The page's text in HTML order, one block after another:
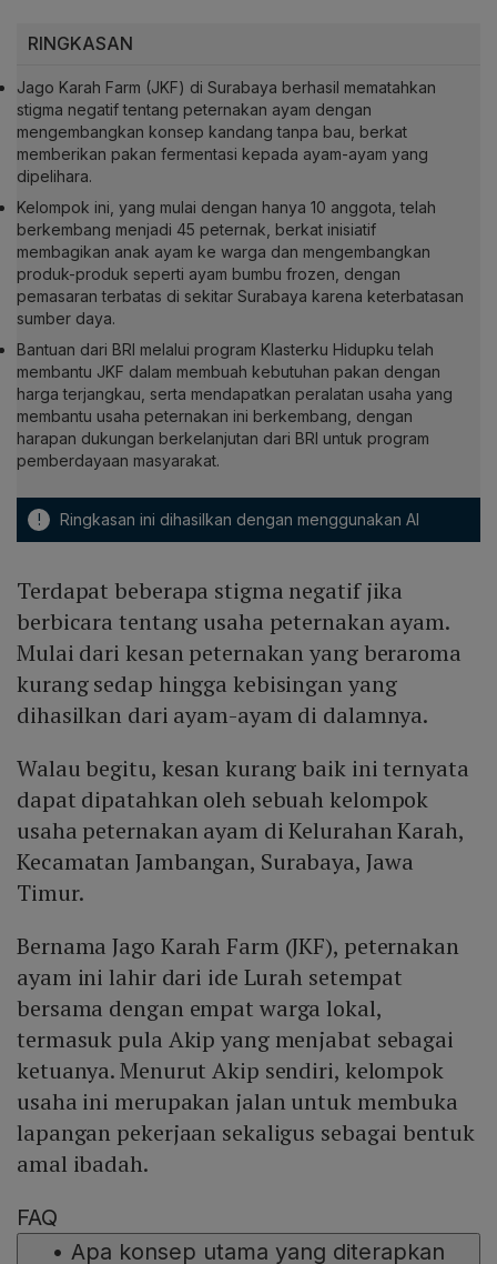
RINGKASAN
Jago Karah Farm (JKF) di Surabaya berhasil mematahkan
stigma negatif tentang peternakan ayam dengan
mengembangkan konsep kandang tanpa bau, berkat
memberikan pakan fermentasi kepada ayam-ayam yang
dipelihara.
Kelompok ini, yang mulai dengan hanya 10 anggota, telah
berkembang menjadi 45 peternak, berkat inisiatif
membagikan anak ayam ke warga dan mengembangkan
produk-produk seperti ayam bumbu frozen, dengan
pemasaran terbatas di sekitar Surabaya karena keterbatasan
sumber daya.
Bantuan dari BRI melalui program Klasterku Hidupku telah
membantu JKF dalam membuah kebutuhan pakan dengan
harga terjangkau, serta mendapatkan peralatan usaha yang
membantu usaha peternakan ini berkembang, dengan
harapan dukungan berkelanjutan dari BRI untuk program
pemberdayaan masyarakat.
! Ringkasan ini dihasilkan dengan menggunakan AI
Terdapat beberapa stigma negatif jika
berbicara tentang usaha peternakan ayam.
Mulai dari kesan peternakan yang beraroma
kurang sedap hingga kebisingan yang
dihasilkan dari ayam-ayam di dalamnya.
Walau begitu, kesan kurang baik ini ternyata
dapat dipatahkan oleh sebuah kelompok
usaha peternakan ayam di Kelurahan Karah,
Kecamatan Jambangan, Surabaya, Jawa
Timur.
Bernama Jago Karah Farm (JKF), peternakan
ayam ini lahir dari ide Lurah setempat
bersama dengan empat warga lokal,
termasuk pula Akip yang menjabat sebagai
ketuanya. Menurut Akip sendiri, kelompok
usaha ini merupakan jalan untuk membuka
lapangan pekerjaan sekaligus sebagai bentuk
amal ibadah.
FAQ
• Apa konsep utama yang diterapkan